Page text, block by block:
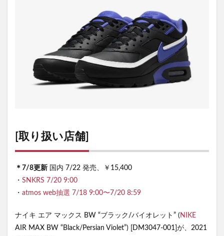
[取り扱い店舗]
＊7/8更新 国内 7/22 発売、￥15,400
・ SNKRS 7/20 9:00
・ atmos web抽選 7/18 9:00〜7/20 8:59
ナイキ エア マックス BW “ブラック/バイオレット” ( NIKE
AIR MAX BW “Black/Persian Violet”) [DM3047-001]が、2021